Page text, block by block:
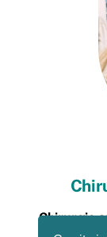
Chirurgie